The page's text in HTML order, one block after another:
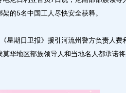
的5名中国工人尽快安全获释。
期日卫报》援引河流州警方负责人费
华地区部族领导人和当地名人都承诺